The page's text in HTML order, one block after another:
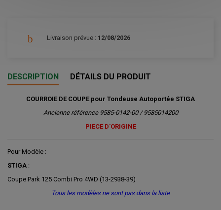
Livraison prévue : 12/08/2026
DESCRIPTION DÉTAILS DU PRODUIT
COURROIE DE COUPE pour Tondeuse Autoportée STIGA
Ancienne référence 9585-0142-00 / 9585014200
PIECE D'ORIGINE
Pour Modèle :
STIGA :
Coupe Park 125 Combi Pro 4WD (13-2938-39)
Tous les modèles ne sont pas dans la liste